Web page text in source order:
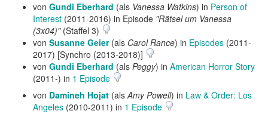
von Gundi Eberhard (als Vanessa Watkins) in Person of
Interest (2011-2016) in Episode "Rätsel um Vanessa
(3x04)"(Staffel 3)
von Susanne Geier(als Carol Rance) in Episodes (2011-
2017) [Synchro (2013-2018)]
von Gundi Eberhard (als Peggy) in American Horror Story
(2011-) in 1 Episode
von Damineh Hojat (alsAmy Powell) in Law & Order: Los
Angeles (2010-2011) in 1 Episode